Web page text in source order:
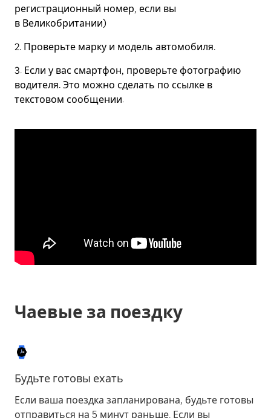
регистрационный номер, если вы
в Великобритании)
2. Проверьте марку и модель автомобиля.
3. Если у вас смартфон, проверьте фотографию
водителя. Это можно сделать по ссылке в
текстовом сообщении.
Чаевые за поездку
Будьте готовы ехать
Если ваша поездка запланирована, будьте готовы
отправиться на 5 минут раньше. Если вы